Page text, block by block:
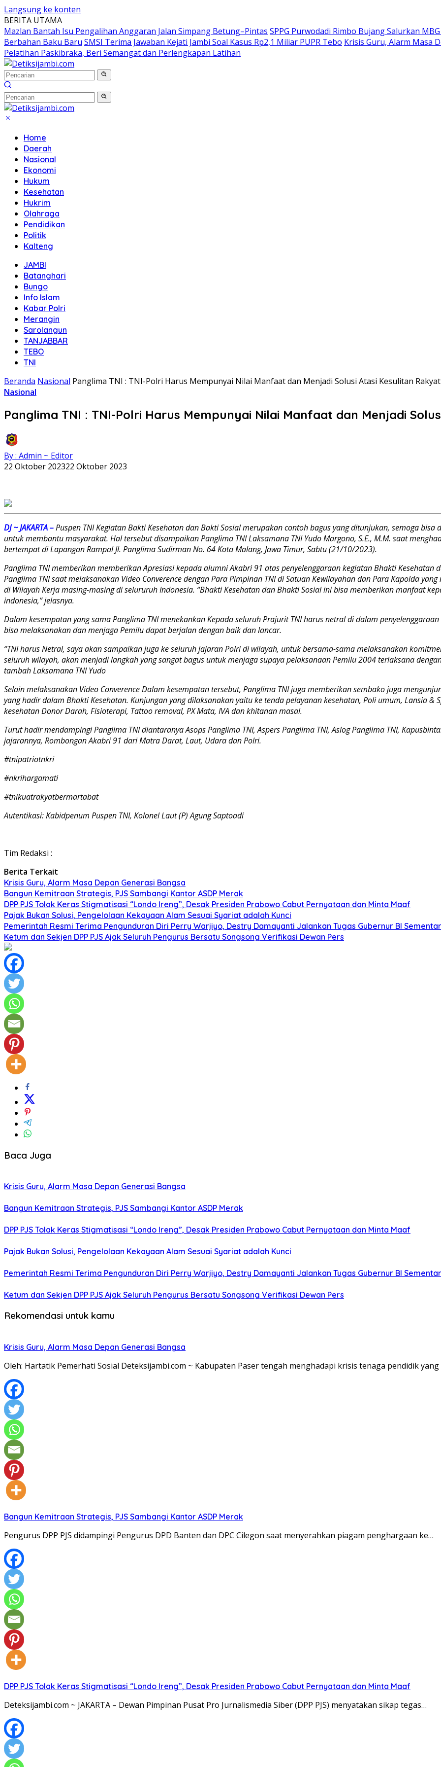
Langsung ke konten
BERITA UTAMA
Mazlan Bantah Isu Pengalihan Anggaran Jalan Simpang Betung–Pintas SPPG Purwodadi Rimbo Bujang Salurkan
Berbahan Baku Baru SMSI Terima Jawaban Kejati Jambi Soal Kasus Rp2,1 Miliar PUPR Tebo Krisis Guru, Alarm Masa
Pelatihan Paskibraka, Beri Semangat dan Perlengkapan Latihan
Home
Daerah
Nasional
Ekonomi
Hukum
Kesehatan
Hukrim
Olahraga
Pendidikan
Politik
Kalteng
JAMBI
Batanghari
Bungo
Info Islam
Kabar Polri
Merangin
Sarolangun
TANJABBAR
TEBO
TNI
Beranda Nasional Panglima TNI : TNI-Polri Harus Mempunyai Nilai Manfaat dan Menjadi Solusi Atasi Kesulitan Rakyat
Nasional
Panglima TNI : TNI-Polri Harus Mempunyai Nilai Manfaat dan Menjadi
By : Admin ~ Editor
22 Oktober 202322 Oktober 2023
DJ ~ JAKARTA –Puspen TNI Kegiatan Bakti Kesehatan dan Bakti Sosial merupakan contoh bagus yang ditunjukan, semoga
untuk membantu masyarakat. Hal tersebut disampaikan Panglima TNI Laksamana TNI Yudo Margono, S.E., M.M. saat
bertempat di Lapangan Rampal Jl. Panglima Sudirman No. 64 Kota Malang, Jawa Timur, Sabtu (21/10/2023).
Panglima TNI memberikan memberikan Apresiasi kepada alumni Akabri 91 atas penyelenggaraan kegiatan Bhakti
Panglima TNI saat melaksanakan Video Converence dengan Para Pimpinan TNI di Satuan Kewilayahan dan Para Kapolda
di Wilayah Kerja masing-masing di selururuh Indonesia. “Bhakti Kesehatan dan Bhakti Sosial ini bisa memberikan manfaat
indonesia,” jelasnya.
Dalam kesempatan yang sama Panglima TNI menekankan Kepada seluruh Prajurit TNI harus netral di dalam
bisa melaksanakan dan menjaga Pemilu dapat berjalan dengan baik dan lancar.
“TNI harus Netral, saya akan sampaikan juga ke seluruh jajaran Polri di wilayah, untuk bersama-sama melaksanakan
seluruh wilayah, akan menjadi langkah yang sangat bagus untuk menjaga supaya pelaksanaan Pemilu 2004 terlaksana
tambah Laksamana TNI Yudo
Selain melaksanakan Video Converence Dalam kesempatan tersebut, Panglima TNI juga memberikan sembako juga
yang hadir dalam Bhakti Kesehatan. Kunjungan yang dilaksanakan yaitu ke tenda pelayanan kesehatan, Poli umum, Lansia &
kesehatan Donor Darah, Fisioterapi, Tattoo removal, PX Mata, IVA dan khitanan masal.
Turut hadir mendampingi Panglima TNI diantaranya Asops Panglima TNI, Aspers Panglima TNI, Aslog Panglima TNI,
jajarannya, Rombongan Akabri 91 dari Matra Darat, Laut, Udara dan Polri.
#tnipatriotnkri
#nkrihargamati
#tnikuatrakyatbermartabat
Autentikasi: Kabidpenum Puspen TNI, Kolonel Laut (P) Agung Saptoadi
Tim Redaksi :
Berita Terkait
Krisis Guru, Alarm Masa Depan Generasi Bangsa
Bangun Kemitraan Strategis, PJS Sambangi Kantor ASDP Merak
DPP PJS Tolak Keras Stigmatisasi “Londo Ireng”, Desak Presiden Prabowo Cabut Pernyataan dan Minta Maaf
Pajak Bukan Solusi, Pengelolaan Kekayaan Alam Sesuai Syariat adalah Kunci
Pemerintah Resmi Terima Pengunduran Diri Perry Warjiyo, Destry Damayanti Jalankan Tugas Gubernur BI
Ketum dan Sekjen DPP PJS Ajak Seluruh Pengurus Bersatu Songsong Verifikasi Dewan Pers
Baca Juga
Krisis Guru, Alarm Masa Depan Generasi Bangsa
Bangun Kemitraan Strategis, PJS Sambangi Kantor ASDP Merak
DPP PJS Tolak Keras Stigmatisasi “Londo Ireng”, Desak Presiden Prabowo Cabut Pernyataan dan Minta Maaf
Pajak Bukan Solusi, Pengelolaan Kekayaan Alam Sesuai Syariat adalah Kunci
Pemerintah Resmi Terima Pengunduran Diri Perry Warjiyo, Destry Damayanti Jalankan Tugas Gubernur BI
Ketum dan Sekjen DPP PJS Ajak Seluruh Pengurus Bersatu Songsong Verifikasi Dewan Pers
Rekomendasi untuk kamu
Krisis Guru, Alarm Masa Depan Generasi Bangsa
Oleh: Hartatik Pemerhati Sosial Deteksijambi.com ~ Kabupaten Paser tengah menghadapi krisis tenaga pendidik
Bangun Kemitraan Strategis, PJS Sambangi Kantor ASDP Merak
Pengurus DPP PJS didampingi Pengurus DPD Banten dan DPC Cilegon saat menyerahkan piagam penghargaan ke…
DPP PJS Tolak Keras Stigmatisasi “Londo Ireng”, Desak Presiden Prabowo Cabut Pernyataan dan Minta Maaf
Deteksijambi.com ~ JAKARTA – Dewan Pimpinan Pusat Pro Jurnalismedia Siber (DPP PJS) menyatakan sikap tegas…